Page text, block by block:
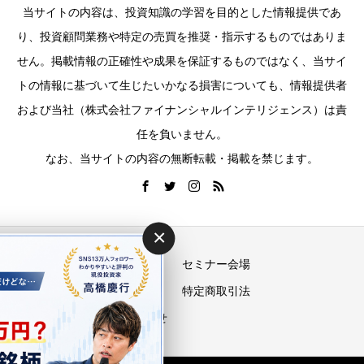
当サイトの内容は、投資知識の学習を目的とした情報提供であ
り、投資顧問業務や特定の売買を推奨・指示するものではありま
せん。掲載情報の正確性や成果を保証するものではなく、当サイ
トの情報に基づいて生じたいかなる損害についても、情報提供者
および当社（株式会社ファイナンシャルインテリジェンス）は責
任を負いません。
なお、当サイトの内容の無断転載・掲載を禁じます。
セミナー会場
プライバシーポリシー 特定商取引法
お問い合わせ
×